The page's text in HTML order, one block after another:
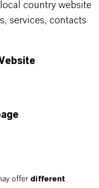
ihrer Märkte. Hier
Gründe, warum
für Ihr Unternehmen
SIE: UNSERE
ist
country website
services, contacts
offer different